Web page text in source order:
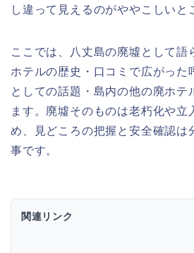
し違って見えるのがややこしいと
ここでは、八丈島の廃墟として語
ホテルの歴史・口コミで広がった
としての話題・島内の他の廃ホテ
ます。廃墟そのものは老朽化や立
め、見どころの把握と安全確認は
事です。
関連リンク